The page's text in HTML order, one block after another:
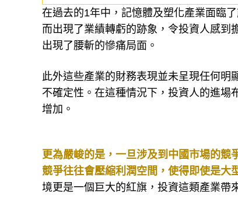
在過去的1年中，記憶體及塑化產業面臨
而出現了業績轉虧的跡象，令投資人感到
出現了腰斬的慘痛局面。
此外這些產業的財務表現並未呈現任何明
不確定性。在這種情況下，投資人的進場
增加。
更為嚴峻的是，一旦涉及到中國市場的競
競爭往往會壓縮利潤空間，使得即使是大
境更是一個巨大的紅旗，投資這類產業帶